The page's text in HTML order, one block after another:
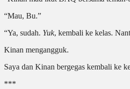
“Mau, Bu.”
“Ya, sudah. Yuk, kembali ke kelas.
Kinan mengangguk.
Saya dan Kinan bergegas kembali ke
***